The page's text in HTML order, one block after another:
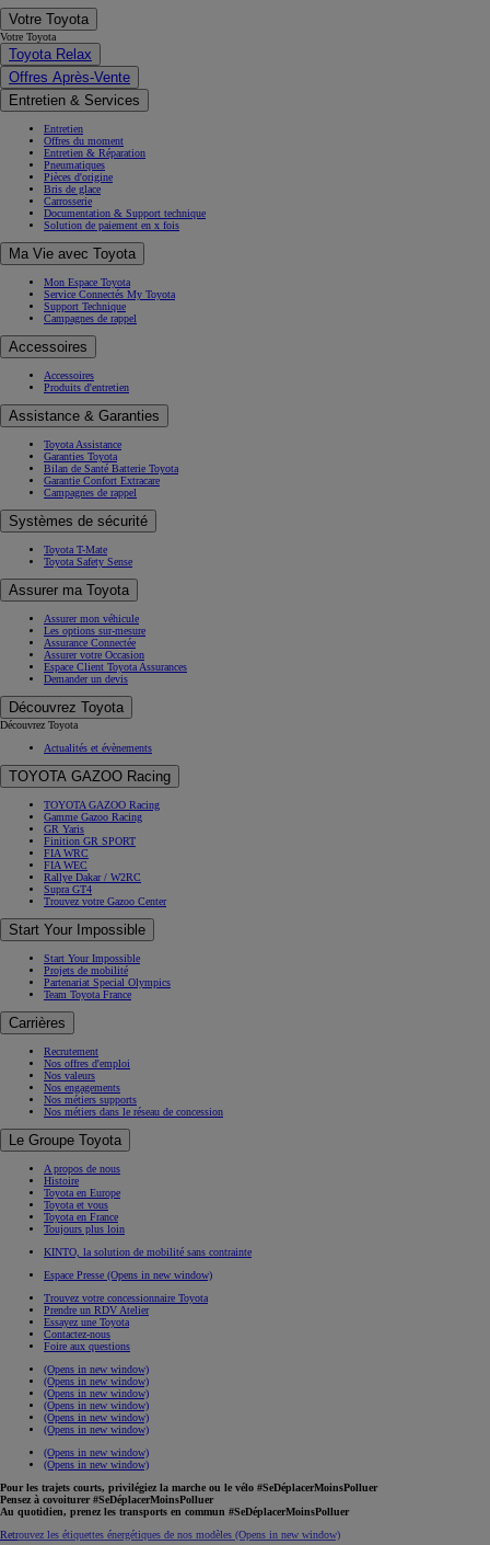
Votre Toyota
Votre Toyota
Toyota Relax
Offres Après-Vente
Entretien & Services
Entretien
Offres du moment
Entretien & Réparation
Pneumatiques
Pièces d'origine
Bris de glace
Carrosserie
Documentation & Support technique
Solution de paiement en x fois
Ma Vie avec Toyota
Mon Espace Toyota
Service Connectés My Toyota
Support Technique
Campagnes de rappel
Accessoires
Accessoires
Produits d'entretien
Assistance & Garanties
Toyota Assistance
Garanties Toyota
Bilan de Santé Batterie Toyota
Garantie Confort Extracare
Campagnes de rappel
Systèmes de sécurité
Toyota T-Mate
Toyota Safety Sense
Assurer ma Toyota
Assurer mon véhicule
Les options sur-mesure
Assurance Connectée
Assurer votre Occasion
Espace Client Toyota Assurances
Demander un devis
Découvrez Toyota
Découvrez Toyota
Actualités et évènements
TOYOTA GAZOO Racing
TOYOTA GAZOO Racing
Gamme Gazoo Racing
GR Yaris
Finition GR SPORT
FIA WRC
FIA WEC
Rallye Dakar / W2RC
Supra GT4
Trouvez votre Gazoo Center
Start Your Impossible
Start Your Impossible
Projets de mobilité
Partenariat Special Olympics
Team Toyota France
Carrières
Recrutement
Nos offres d'emploi
Nos valeurs
Nos engagements
Nos métiers supports
Nos métiers dans le réseau de concession
Le Groupe Toyota
A propos de nous
Histoire
Toyota en Europe
Toyota et vous
Toyota en France
Toujours plus loin
KINTO, la solution de mobilité sans contrainte
Espace Presse (Opens in new window)
Trouvez votre concessionnaire Toyota
Prendre un RDV Atelier
Essayez une Toyota
Contactez-nous
Foire aux questions
(Opens in new window)
(Opens in new window)
(Opens in new window)
(Opens in new window)
(Opens in new window)
(Opens in new window)
(Opens in new window)
(Opens in new window)
Pour les trajets courts, privilégiez la marche ou le vélo #SeDéplacerMoinsPolluer
Pensez à covoiturer #SeDéplacerMoinsPolluer
Au quotidien, prenez les transports en commun #SeDéplacerMoinsPolluer
Retrouvez les étiquettes énergétiques de nos modèles (Opens in new window)